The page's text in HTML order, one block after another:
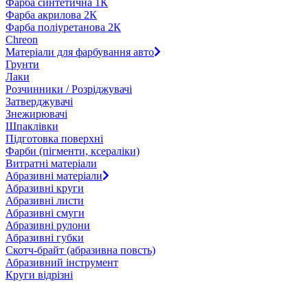
Фарба акрилова 2К
Фарба поліуретанова 2К
Chreon
Матеріали для фарбування авто
Грунти
Лаки
Розчинники / Розріджувачі
Затверджувачі
Знежирювачі
Шпаклівки
Підготовка поверхні
Фарби (пігменти, ксераліки)
Витратні матеріали
Абразивні матеріали
Абразивні круги
Абразивні листи
Абразивні смуги
Абразивні рулони
Абразивні губки
Скотч-брайт (абразивна повсть)
Абразивний інструмент
Круги відрізні